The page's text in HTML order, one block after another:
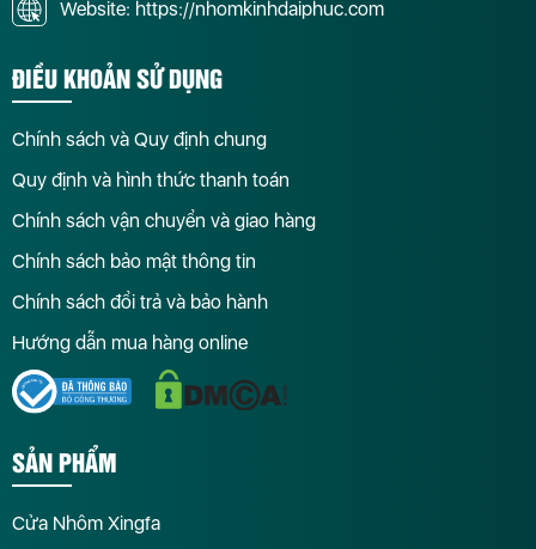
Website: https://nhomkinhdaiphuc.com
ĐIỀU KHOẢN SỬ DỤNG
Chính sách và Quy định chung
Quy định và hình thức thanh toán
Chính sách vận chuyển và giao hàng
Chính sách bảo mật thông tin
Chính sách đổi trả và bảo hành
Hướng dẫn mua hàng online
SẢN PHẨM
Cửa Nhôm Xingfa